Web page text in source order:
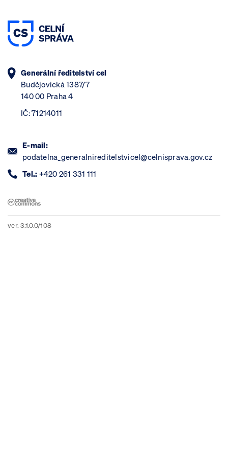
Generální ředitelství cel
Budějovická 1387/7
140 00 Praha 4
IČ: 71214011
E-mail:
podatelna_generalnireditelstvicel@celnisprava.gov.cz
Tel.: +420 261 331 111
ver. 3.1.0.0/108